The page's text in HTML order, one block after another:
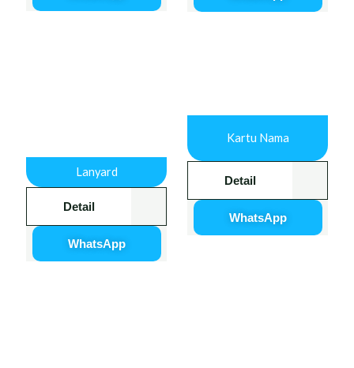
Kartu Nama
Detail
WhatsApp
Lanyard
Detail
WhatsApp